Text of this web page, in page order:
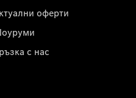
оферти
с нас